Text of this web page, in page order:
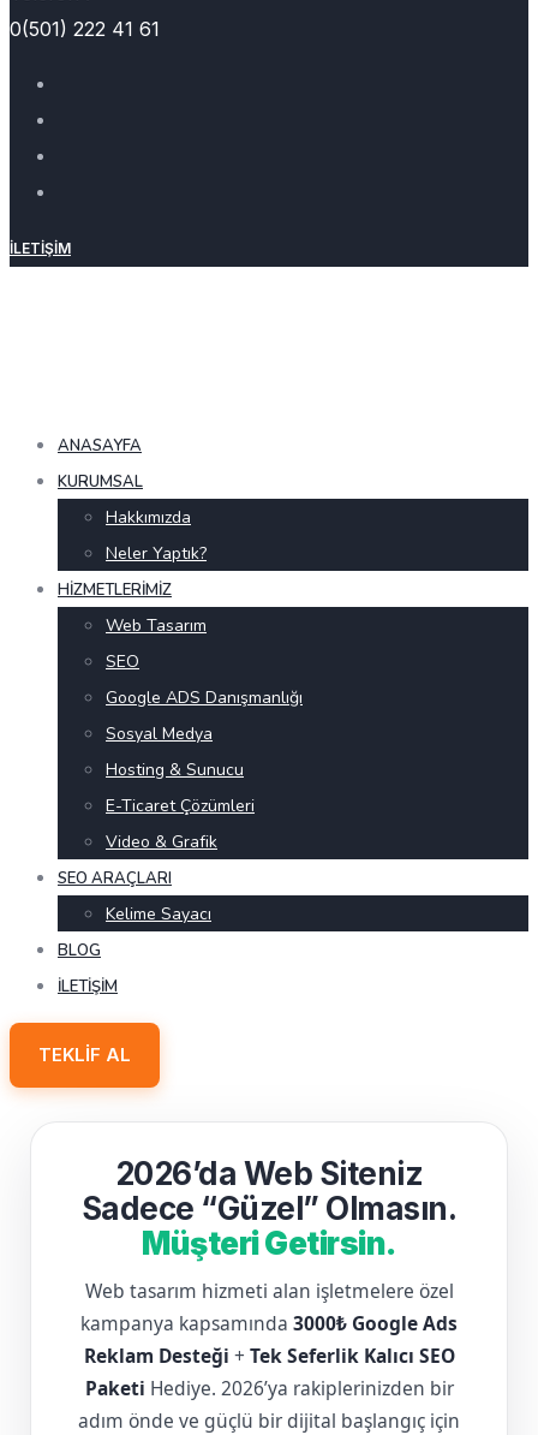
0(501) 222 41 61
İLETIŞIM
ANASAYFA
KURUMSAL
Hakkımızda
Neler Yaptık?
HIZMETLERIMIZ
Web Tasarım
SEO
Google ADS Danışmanlığı
Sosyal Medya
Hosting & Sunucu
E-Ticaret Çözümleri
Video & Grafik
SEO ARAÇLARI
Kelime Sayacı
BLOG
İLETIŞIM
TEKLIF AL
2026’da Web Siteniz
Sadece “Güzel” Olmasın.
Müşteri Getirsin.
Web tasarım hizmeti alan işletmelere özel
kampanya kapsamında 3000₺ Google Ads
Reklam Desteği + Tek Seferlik Kalıcı SEO
Paketi Hediye. 2026’ya rakiplerinizden bir
adım önde ve güçlü bir dijital başlangıç için